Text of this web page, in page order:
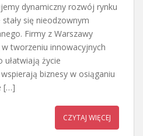
dynamiczny rozwój rynku
się nieodzownym
Firmy z Warszawy
tworzeniu innowacyjnych
życie
biznesy w osiąganiu
[…]
CZYTAJ WIĘCEJ